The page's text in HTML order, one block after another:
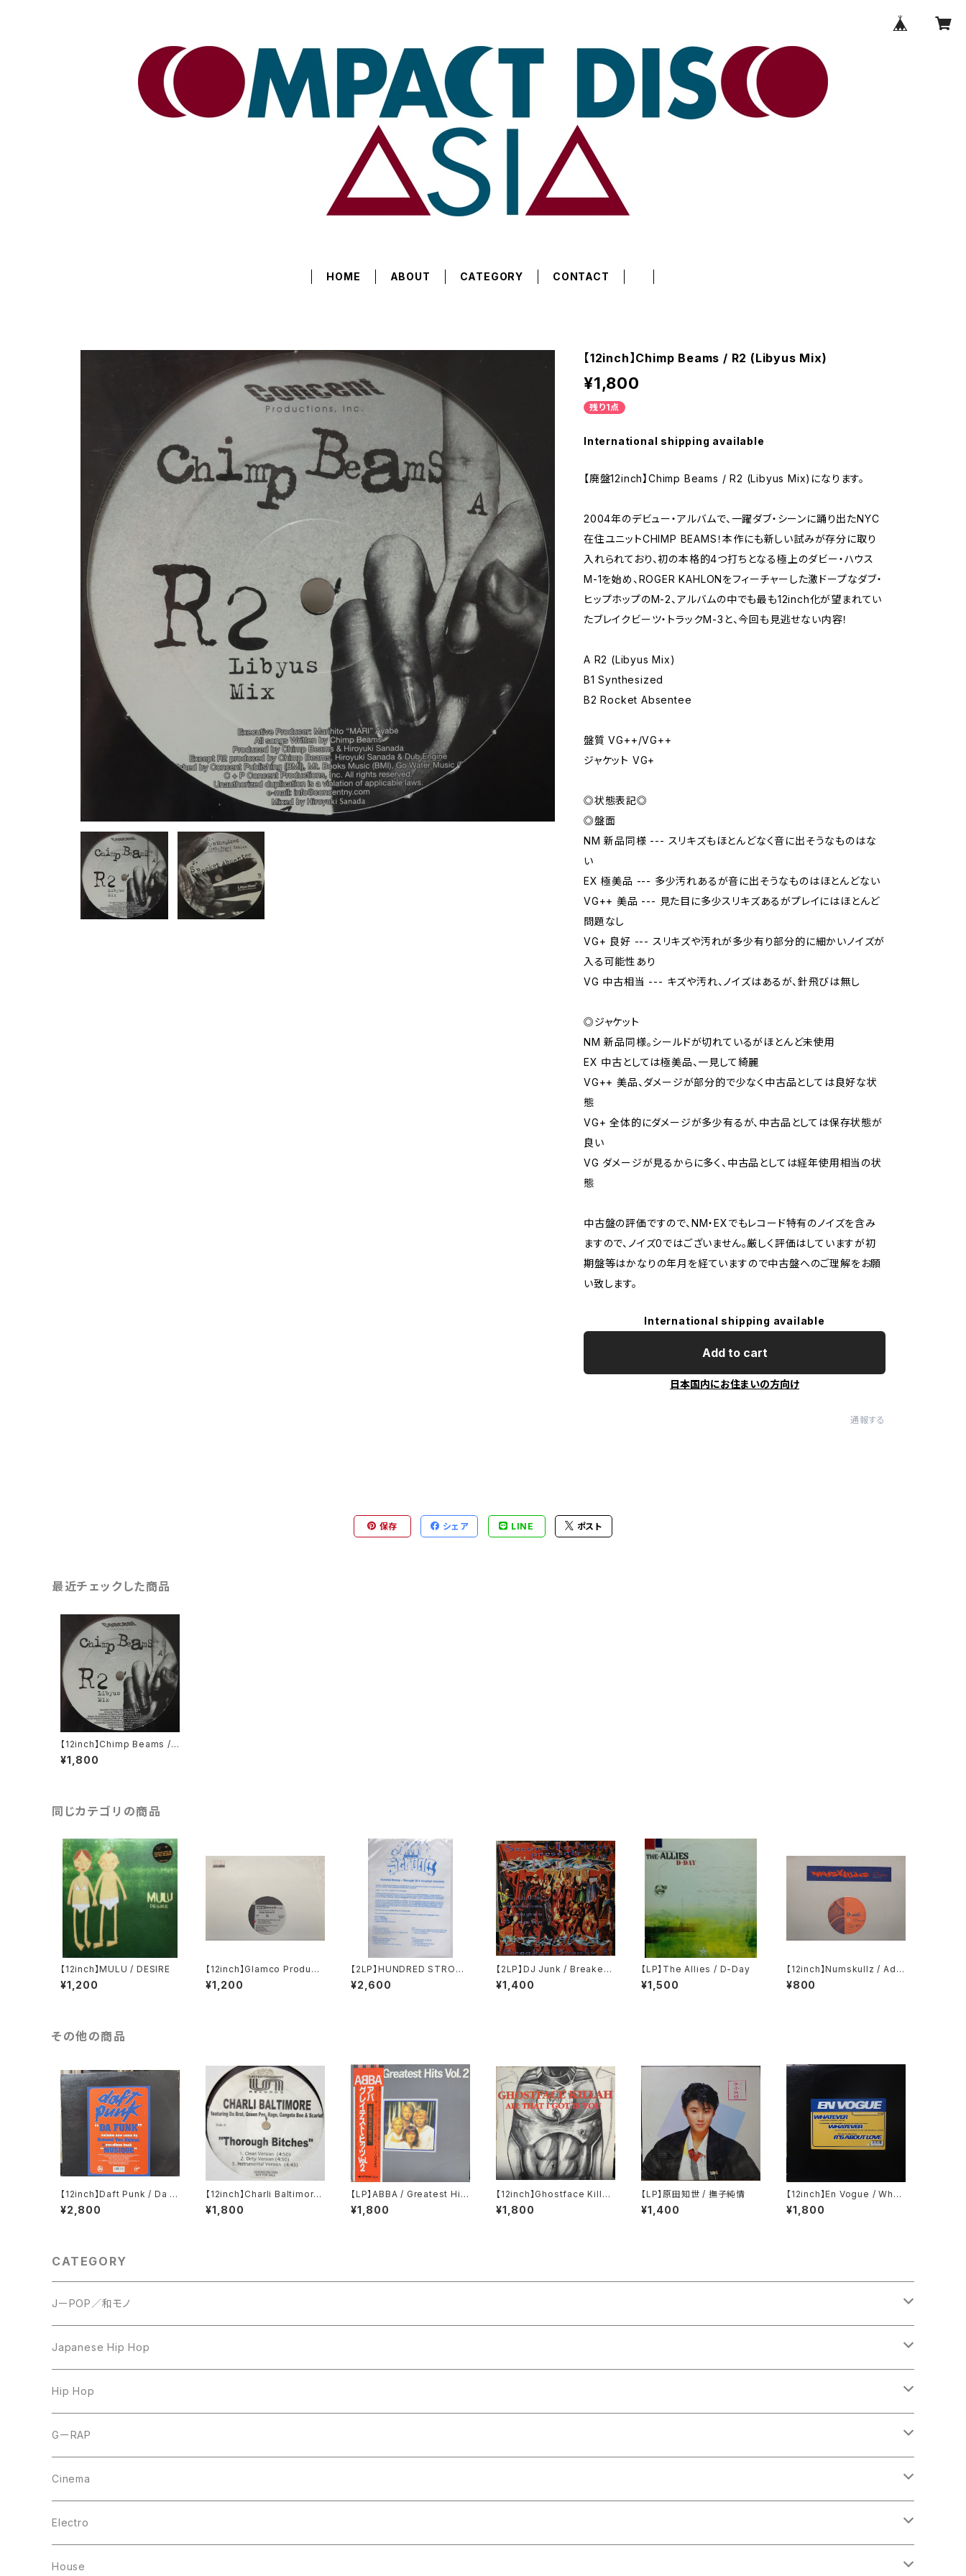
HOME ABOUT CATEGORY CONTACT
【12inch】Chimp Beams / R2 (Libyus Mix)
¥1,800
残り1点
International shipping available
【廃盤12inch】Chimp Beams / R2 (Libyus Mix)になります。
2004年のデビュー・アルバムで、一躍ダブ・シーンに踊り出たNYC
在住ユニットCHIMP BEAMS！本作にも新しい試みが存分に取り
入れられており、初の本格的4つ打ちとなる極上のダビー・ハウス
M-1を始め、ROGER KAHLONをフィーチャーした激ドープなダブ・
ヒップホップのM-2、アルバムの中でも最も12inch化が望まれてい
たブレイクビーツ・トラックM-3と、今回も見逃せない内容！
A R2 (Libyus Mix)
B1 Synthesized
B2 Rocket Absentee
盤質 VG++/VG++
ジャケット VG+
◎状態表記◎
◎盤面
NM 新品同様 --- スリキズもほとんどなく音に出そうなものはな
い
EX 極美品 --- 多少汚れあるが音に出そうなものはほとんどない
VG++ 美品 --- 見た目に多少スリキズあるがプレイにはほとんど
問題なし
VG+ 良好 --- スリキズや汚れが多少有り部分的に細かいノイズが
入る可能性あり
VG 中古相当 --- キズや汚れ、ノイズはあるが、針飛びは無し
◎ジャケット
NM 新品同様。シールドが切れているがほとんど未使用
EX 中古としては極美品、一見して綺麗
VG++ 美品、ダメージが部分的で少なく中古品としては良好な状
態
VG+ 全体的にダメージが多少有るが、中古品としては保存状態が
良い
VG ダメージが見るからに多く、中古品としては経年使用相当の状
態
中古盤の評価ですので、NM・EXでもレコード特有のノイズを含み
ますので、ノイズ0ではございません。厳しく評価はしていますが初
期盤等はかなりの年月を経ていますので中古盤へのご理解をお願
い致します。
International shipping available
Add to cart
日本国内にお住まいの方向け
通報する
保存 シェア LINE ポスト
最近チェックした商品
【12inch】Chimp Beams /
R2 (Libyus Mix)
¥1,800
同じカテゴリの商品
【12inch】MULU / DESIRE
¥1,200
【12inch】Glamco Producti
ons Presents Jon Shaft /
Ain't Really Down / Ideali
¥1,200
【2LP】HUNDRED STRONG
/ Strength Of A Hundred
¥2,600
【2LP】DJ Junk / Breaker
Breaks 3
¥1,400
【LP】The Allies / D-Day
¥1,500
【12inch】Numskullz / Ad I
nfinitum
¥800
その他の商品
【12inch】Daft Punk / Da F
unk
¥2,800
【12inch】Charli Baltimore
/ Thorough Bitches / Eve
rybody Wanna Know
¥1,800
【LP】ABBA / Greatest Hits
Vol. 2
¥1,800
【12inch】Ghostface Killah
/ All That I Got Is You
¥1,800
【LP】原田知世 / 撫子純情
¥1,400
【12inch】En Vogue / What
ever (The Tumblin' Dice
Remixes)
¥1,800
CATEGORY
JーPOP／和モノ
LP
7inch
CD
12inch
10inch
Casette Tape
Japanese Hip Hop
12inch
LP
Hip Hop
LP
12inch
CD
GーRAP
12inch
LP
Cinema
LP
12inch
Electro
12inch
House